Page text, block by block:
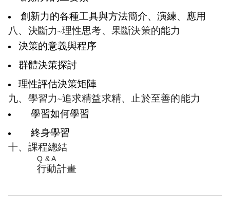
創新力的各種工具與方法簡介、演練、應用
八、決斷力~理性思考、果斷決策的能力
決策的意義與程序
群體決策探討
理性評估決策矩陣
九、學習力~追求精益求精、止於至善的能力
學習如何學習
終身學習
十、課程總結
Q & A
行動計畫